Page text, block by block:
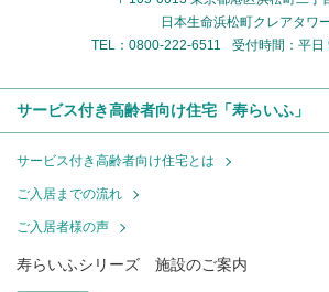
日本生命浜松町クレアタワ
TEL：0800-222-6511
受付時間：平
サービス付き高齢者向け住宅「寿らいふ」
サービス付き高齢者向け住宅とは
ご入居までの流れ
ご入居者様の声
寿らいふシリーズ 施設のご案内